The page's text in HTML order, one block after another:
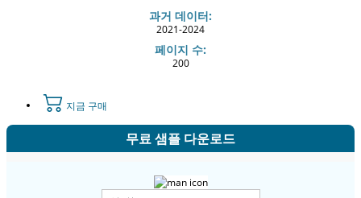
과거 데이터:
2021-2024
페이지 수:
200
지금 구매
무료 샘플 다운로드